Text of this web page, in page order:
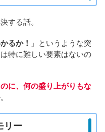
する話。
るか！
」というような突
特に難しい要素はないの
に、何の盛り上がりもな
リー